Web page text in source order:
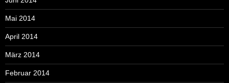
Mai 2014
April 2014
März 2014
Februar 2014